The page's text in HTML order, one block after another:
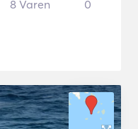
8 Varen 0